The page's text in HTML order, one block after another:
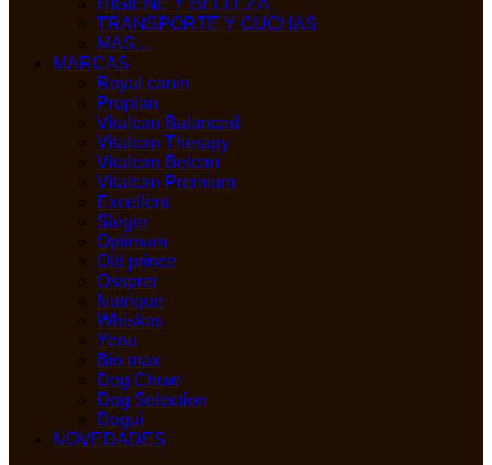
TRANSPORTE Y CUCHAS
MAS…
MARCAS
Royal canin
Proplan
Vitalcan Balanced
Vitalcan Therapy
Vitalcan Belcan
Vitalcan Premium
Excellent
Sieger
Optimum
Old prince
Osspret
Nutrique
Whiskas
Yenu
Bio max
Dog Chow
Dog Selection
Dogui
NOVEDADES